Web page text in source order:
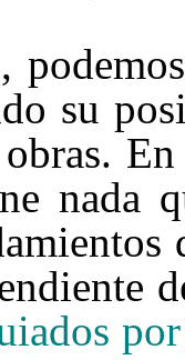
su
En
nada